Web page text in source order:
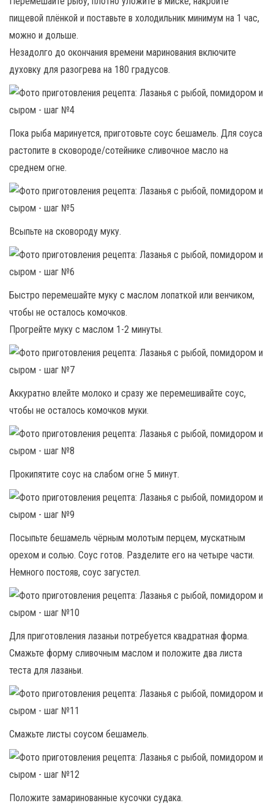
пищевой плёнкой и поставьте в холодильник минимум на 1 час,
можно и дольше.
Незадолго до окончания времени маринования включите
духовку для разогрева на 180 градусов.
Пока рыба маринуется, приготовьте соус бешамель. Для соуса
растопите в сковороде/сотейнике сливочное масло на
среднем огне.
Всыпьте на сковороду муку.
Быстро перемешайте муку с маслом лопаткой или венчиком,
чтобы не осталось комочков.
Прогрейте муку с маслом 1-2 минуты.
Аккуратно влейте молоко и сразу же перемешивайте соус,
чтобы не осталось комочков муки.
Прокипятите соус на слабом огне 5 минут.
Посыпьте бешамель чёрным молотым перцем, мускатным
орехом и солью. Соус готов. Разделите его на четыре части.
Немного постояв, соус загустел.
Для приготовления лазаньи потребуется квадратная форма.
Смажьте форму сливочным маслом и положите два листа
теста для лазаньи.
Смажьте листы соусом бешамель.
Положите замаринованные кусочки судака.